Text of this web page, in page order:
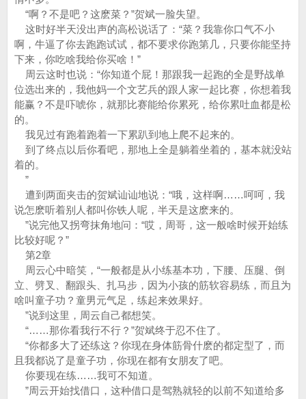
“啊？不是吧？这麽菜？”贺斌一脸失望。
这时好半天没出声的高松说话了：“菜？我靠你口气不小
啊，牛逼了你去跑跑试试，都不要求你跑第几，只要你能坚持
下来，你吃啥我给你买啥！”
周云这时也说：“你知道个屁！那跟我一起跑的全是野战单
位选出来的，我他妈一个文艺兵的跟人家一起比赛，你想着我
能赢？不是吓唬你，就那比赛能给你累死，给你累吐血都是松
的。
我见过有跑着跑着一下累趴到地上爬不起来的。
到了终点以后你看吧，那地上全是躺着坐着的，基本就没站
着的。
”
遭到两面夹击的贺斌讪讪地说：“哦，这样啊……呵呵，我
说怎麽听着别人都叫你铁人呢，半天是这麽来的。
”说完他又拐弯抹角地问：“哎，周哥，这一般啥时候开始练
比较好呢？”
第2章
周云心中暗笑，“一般都是从小练基本功，下腰、压腿、倒
立、劈叉、翻跟头、扎马步，因为小孩的筋软容易练，而且为
啥叫童子功？童男元气足，练起来效果好。
”说到这里，周云自己都想笑。
“……那你看我行不行？”贺斌终于忍不住了。
“你都多大了还练这？你现在身体筋骨什麽的都定型了，而
且我都说了是童子功，你现在都有女朋友了吧。
你要现在练……我可不知道。
”周云开始找借口，这种借口是驾熟就轻的以前不知道给多